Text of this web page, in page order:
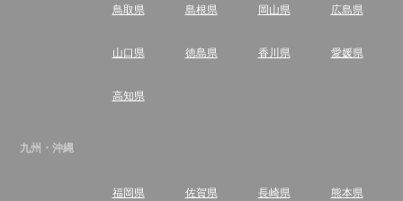
鳥取県 島根県 岡山県 広島県
山口県 徳島県 香川県 愛媛県
高知県
九州・沖縄
福岡県 佐賀県 長崎県 熊本県